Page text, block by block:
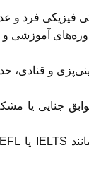
فرد و
آموزشی و
و قنادی،
جنایی یا